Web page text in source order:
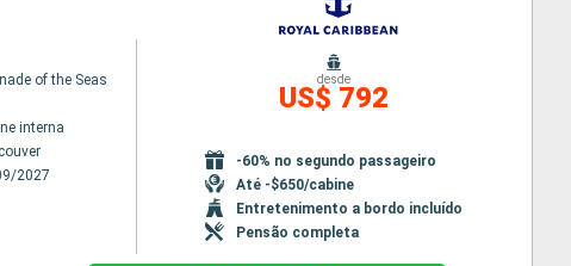
of the Seas
interna
2027
desde
US$ 792
-60% no segundo passageiro
Até -$650/cabine
Entretenimento a bordo incluído
Pensão completa